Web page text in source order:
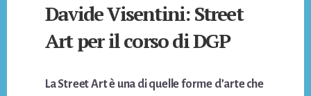
Davide Visentini: Street
Art per il corso di DGP
La Street Art è una di quelle forme d’arte che